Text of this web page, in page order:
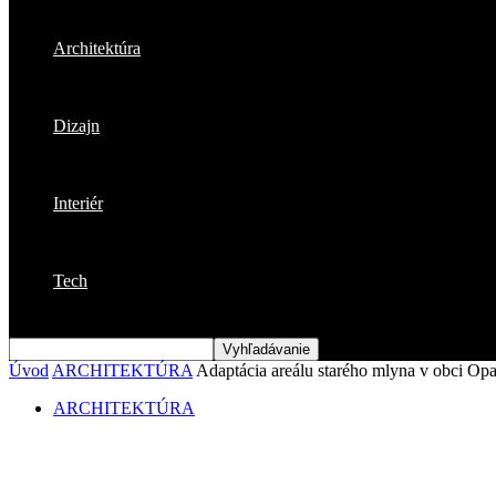
Architektúra
Dizajn
Interiér
Tech
Úvod ARCHITEKTÚRA Adaptácia areálu starého mlyna v obci
ARCHITEKTÚRA